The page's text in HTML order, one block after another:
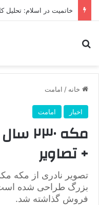
دعا و نقش آن در تعجیل
خانه / امامت
اخبار امامت
مکه
+ تصاویر
بزرگ طراحی شده
فروش گذاشته شد.